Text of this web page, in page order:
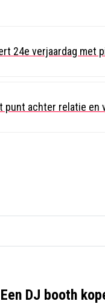
24e verjaardag met
punt achter relatie en
Een DJ booth